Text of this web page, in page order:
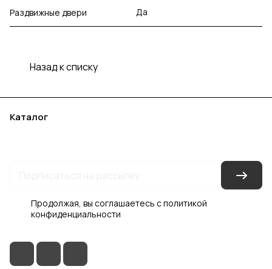
Раздвижные двери Да
Назад к списку
Каталог
Продолжая, вы соглашаетесь сполитикой
конфиденциальности